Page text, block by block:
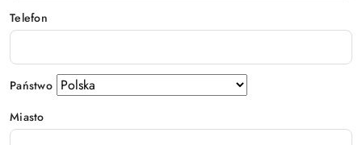
Telefon
Państwo
Miasto